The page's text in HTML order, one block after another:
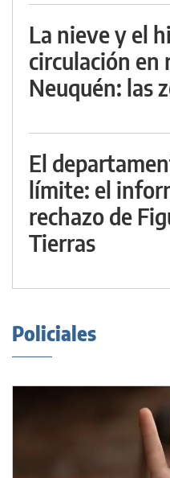
La nieve y el
circulación en
Neuquén: las
El
límite: el
rechazo de
Tierras
Policiales